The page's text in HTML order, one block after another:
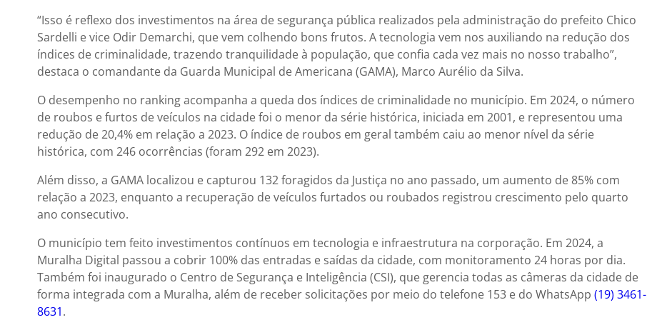
“Isso é reflexo dos investimentos na área de segurança pública realizados pela administração do prefeito Chico
Sardelli e vice Odir Demarchi, que vem colhendo bons frutos. A tecnologia vem nos auxiliando na redução dos
índices de criminalidade, trazendo tranquilidade à população, que confia cada vez mais no nosso trabalho”,
destaca o comandante da Guarda Municipal de Americana (GAMA), Marco Aurélio da Silva.
O desempenho no ranking acompanha a queda dos índices de criminalidade no município. Em 2024, o número
de roubos e furtos de veículos na cidade foi o menor da série histórica, iniciada em 2001, e representou uma
redução de 20,4% em relação a 2023. O índice de roubos em geral também caiu ao menor nível da série
histórica, com 246 ocorrências (foram 292 em 2023).
Além disso, a GAMA localizou e capturou 132 foragidos da Justiça no ano passado, um aumento de 85% com
relação a 2023, enquanto a recuperação de veículos furtados ou roubados registrou crescimento pelo quarto
ano consecutivo.
O município tem feito investimentos contínuos em tecnologia e infraestrutura na corporação. Em 2024, a
Muralha Digital passou a cobrir 100% das entradas e saídas da cidade, com monitoramento 24 horas por dia.
Também foi inaugurado o Centro de Segurança e Inteligência (CSI), que gerencia todas as câmeras da cidade de
forma integrada com a Muralha, além de receber solicitações por meio do telefone 153 e do WhatsApp (19) 3461-
8631.